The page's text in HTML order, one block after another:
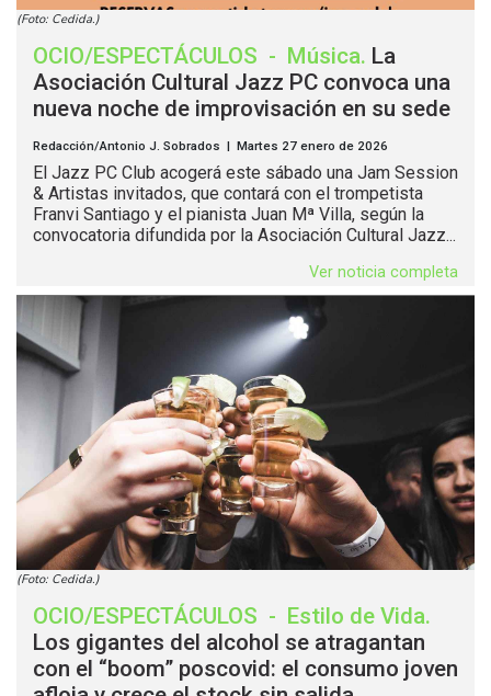
(Foto: Cedida.)
OCIO/ESPECTÁCULOS - Música. La
Asociación Cultural Jazz PC convoca una
nueva noche de improvisación en su sede
Redacción/Antonio J. Sobrados | Martes 27 enero de 2026
El Jazz PC Club acogerá este sábado una Jam Session
& Artistas invitados, que contará con el trompetista
Franvi Santiago y el pianista Juan Mª Villa, según la
convocatoria difundida por la Asociación Cultural Jazz...
Ver noticia completa
(Foto: Cedida.)
OCIO/ESPECTÁCULOS - Estilo de Vida.
Los gigantes del alcohol se atragantan
con el “boom” poscovid: el consumo joven